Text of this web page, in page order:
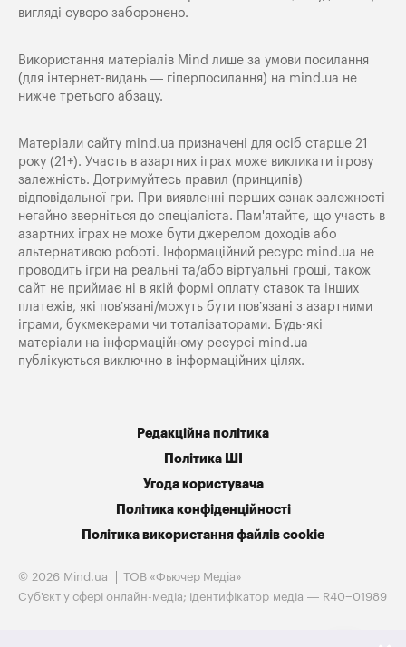
вигляді суворо заборонено.
Використання матеріалів Mind лише за умови посилання
(для інтернет-видань — гіперпосилання) на mind.ua не
нижче третього абзацу.
Матеріали сайту mind.ua призначені для осіб старше 21
року (21+). Участь в азартних іграх може викликати ігрову
залежність. Дотримуйтесь правил (принципів)
відповідальної гри. При виявленні перших ознак залежності
негайно зверніться до спеціаліста. Пам'ятайте, що участь в
азартних іграх не може бути джерелом доходів або
альтернативою роботі. Інформаційний ресурс mind.ua не
проводить ігри на реальні та/або віртуальні гроші, також
сайт не приймає ні в якій формі оплату ставок та інших
платежів, які пов’язані/можуть бути пов’язані з азартними
іграми, букмекерами чи тоталізаторами. Будь-які
матеріали на інформаційному ресурсі mind.ua
публікуються виключно в інформаційних цілях.
Редакційна політика
Політика ШІ
Угода користувача
Політика конфіденційності
Політика використання файлів cookie
© 2026 Mind.ua
ТОВ «Фьючер Медiа»
Cуб'єкт у сфері онлайн-медіа; ідентифікатор медіа — R40−01989